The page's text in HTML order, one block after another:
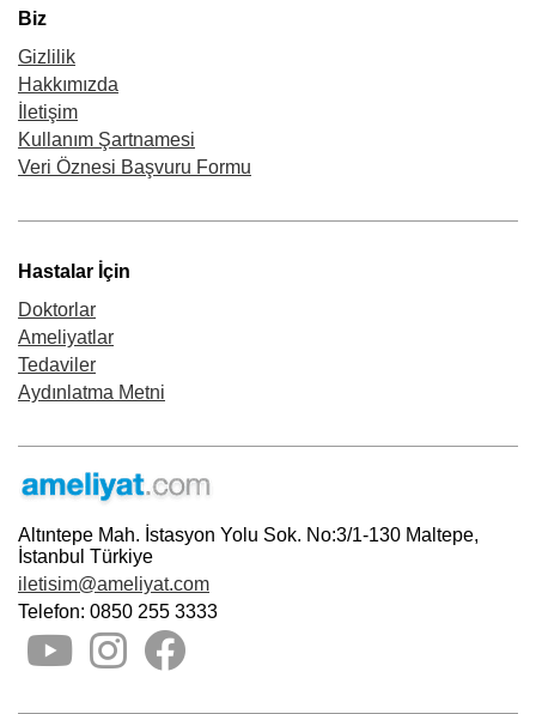
Biz
Gizlilik
Hakkımızda
İletişim
Kullanım Şartnamesi
Veri Öznesi Başvuru Formu
Hastalar İçin
Doktorlar
Ameliyatlar
Tedaviler
Aydınlatma Metni
Altıntepe Mah. İstasyon Yolu Sok. No:3/1-130 Maltepe,
İstanbul Türkiye
iletisim@ameliyat.com
Telefon: 0850 255 3333